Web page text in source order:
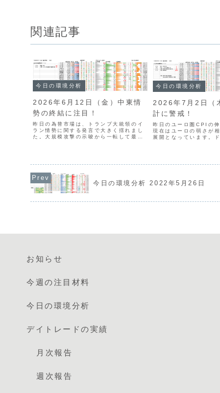
関連記事
今日の環境分析
2026年6月12日（金）中東情
勢の終結に注目！
昨日の為替市場は、トランプ大統領のイ
ラン情勢に関する発言で大きく揺れまし
た。大規模攻撃の示唆から一転して最終
今日の環境分析
2026年7月2日（
計に警戒！
昨日のユーロ圏CPIの伸
現在はユーロの弱さが
展開となっています。
今日の環境分析 2022年5月26日
お知らせ
今週の注目材料
今日の環境分析
デイトレードの実績
月次報告
週次報告